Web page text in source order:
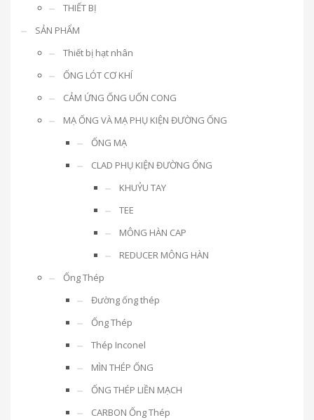
THIẾT BỊ
SẢN PHẨM
Thiết bị hạt nhân
ỐNG LÓT CƠ KHÍ
CẢM ỨNG ỐNG UỐN CONG
MẠ ỐNG VÀ MẠ PHỤ KIỆN ĐƯỜNG ỐNG
ỐNG MẠ
CLAD PHỤ KIỆN ĐƯỜNG ỐNG
KHUỶU TAY
TEE
MÔNG HÀN CAP
REDUCER MÔNG HÀN
Ống Thép
Đường ống thép
Ống Thép
Thép Inconel
MÌN THÉP ỐNG
ỐNG THÉP LIỀN MẠCH
CARBON Ống Thép